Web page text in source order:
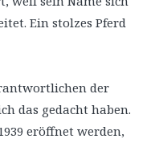
Ein stolzes Pferd
der
das gedacht haben.
eröffnet werden,